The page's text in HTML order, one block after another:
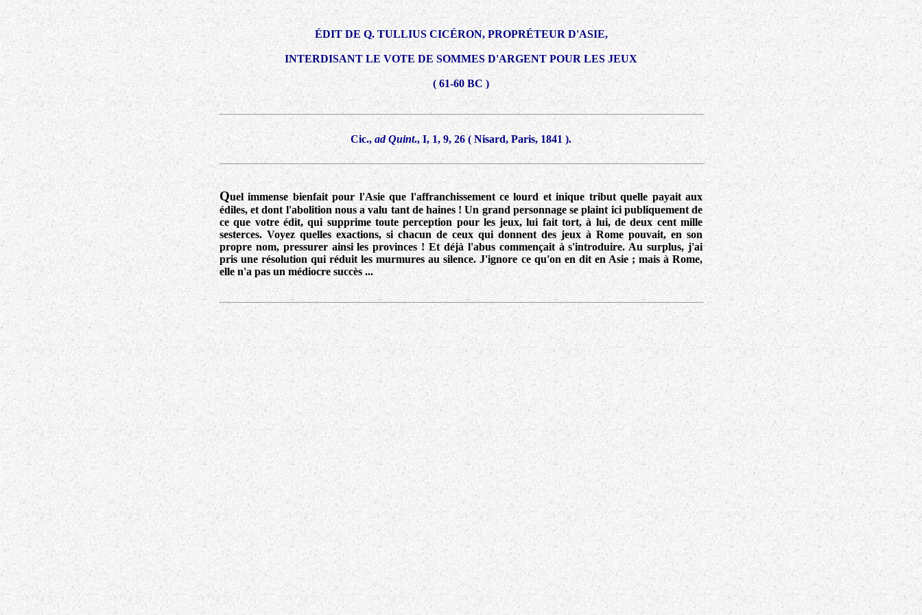
ÉDIT DE Q. TULLIUS CICÉRON, PROPRÉTEUR D'ASIE,
INTERDISANT LE VOTE DE SOMMES D'ARGENT POUR LES JEUX
( 61-60 BC )
Cic., ad Quint., I, 1, 9, 26( Nisard, Paris, 1841 ).
Quel immense bienfait pour l'Asie que l'affranchissement ce lourd et inique tribut quelle payait aux
édiles, et dont l'abolition nous a valu tant de haines ! Un grand personnage se plaint ici publiquement de
ce que votre édit, qui supprime toute perception pour les jeux, lui fait tort, à lui, de deux cent mille
sesterces. Voyez quelles exactions, si chacun de ceux qui donnent des jeux à Rome pouvait, en son
propre nom, pressurer ainsi les provinces ! Et déjà l'abus commençait à s'introduire. Au surplus, j'ai
pris une résolution qui réduit les murmures au silence. J'ignore ce qu'on en dit en Asie ; mais à Rome,
elle n'a pas un médiocre succès ...